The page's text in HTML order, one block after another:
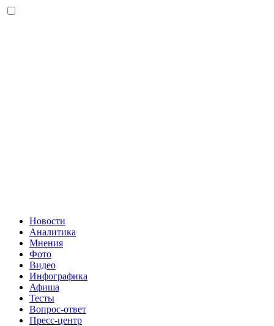
Новости
Аналитика
Мнения
Фото
Видео
Инфографика
Афиша
Тесты
Вопрос-ответ
Пресс-центр